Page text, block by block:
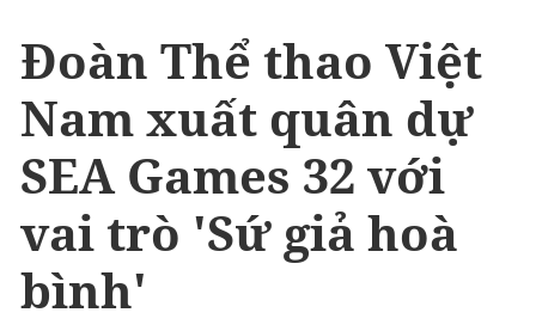
Đoàn Thể thao Việt
Nam xuất quân dự
SEA Games 32 với
vai trò 'Sứ giả hoà
bình'